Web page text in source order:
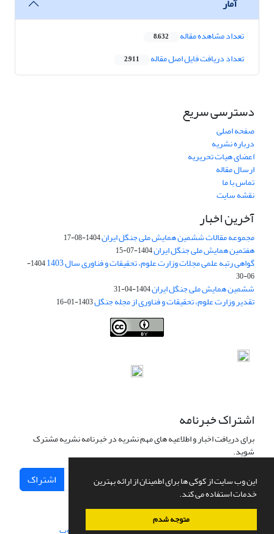
این وب سایت از کوکی ها برای اطمینان از ارائه بهترین
خدمات استفاده می کند.
متوجه شدم
تعداد مشاهده مقاله 8,632
تعداد دریافت فایل اصل مقاله 2,911
دسترسی سریع
صفحه اصلی
درباره نشریه
اعضای هیات تحریریه
ارسال مقاله
تماس با ما
نقشه سایت
آخرین اخبار
مجموعه مقالات ششمین همایش ملی جنگل ایران1404-08-17
هفتمین همایش ملی جنگل ایران1404-07-15
گواهی رتبه علمی مجلات وزارت علوم، تحقیقات و فناوری سال 1403
1404-
06-30
ششمین همایش ملی جنگل ایران1404-04-31
تقدیر وزارت علوم، تحقیقات و فناوری از مجله جنگل1403-01-16
اشتراک خبرنامه
برای دریافت اخبار و اطلاعیه های مهم نشریه در خبرنامه نشریه مشترک
شوید.
اشتراک
سامانه مدیریت نشریات علمی.طراحی و پیاده سازی از سیناوب